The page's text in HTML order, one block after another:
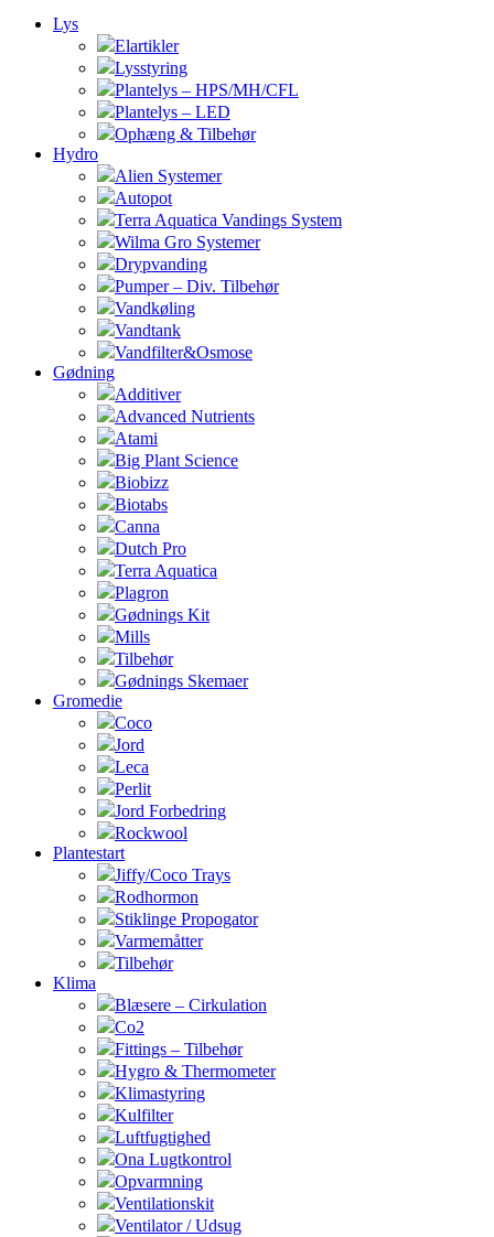
Lys
Elartikler
Lysstyring
Plantelys – HPS/MH/CFL
Plantelys – LED
Ophæng & Tilbehør
Hydro
Alien Systemer
Autopot
Terra Aquatica Vandings System
Wilma Gro Systemer
Drypvanding
Pumper – Div. Tilbehør
Vandkøling
Vandtank
Vandfilter&Osmose
Gødning
Additiver
Advanced Nutrients
Atami
Big Plant Science
Biobizz
Biotabs
Canna
Dutch Pro
Terra Aquatica
Plagron
Gødnings Kit
Mills
Tilbehør
Gødnings Skemaer
Gromedie
Coco
Jord
Leca
Perlit
Jord Forbedring
Rockwool
Plantestart
Jiffy/Coco Trays
Rodhormon
Stiklinge Propogator
Varmemåtter
Tilbehør
Klima
Blæsere – Cirkulation
Co2
Fittings – Tilbehør
Hygro & Thermometer
Klimastyring
Kulfilter
Luftfugtighed
Ona Lugtkontrol
Opvarmning
Ventilationskit
Ventilator / Udsug